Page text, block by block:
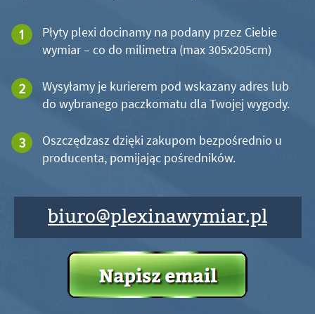
Płyty plexi docinamy na podany przez Ciebie
wymiar – co do milimetra (max 305x205cm)
Wysyłamy je kurierem pod wskazany adres lub
do wybranego paczkomatu dla Twojej wygody.
Oszczędzasz dzięki zakupom bezpośrednio u
producenta, pomijając pośredników.
biuro@plexinawymiar.pl